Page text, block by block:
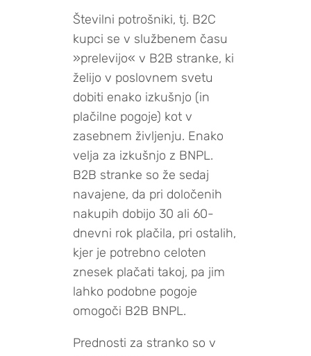
Številni potrošniki, tj. B2C
kupci se v službenem času
»prelevijo« v B2B stranke, ki
želijo v poslovnem svetu
dobiti enako izkušnjo (in
plačilne pogoje) kot v
zasebnem življenju. Enako
velja za izkušnjo z BNPL.
B2B stranke so že sedaj
navajene, da pri določenih
nakupih dobijo 30 ali 60-
dnevni rok plačila, pri ostalih,
kjer je potrebno celoten
znesek plačati takoj, pa jim
lahko podobne pogoje
omogoči B2B BNPL.
Prednosti za stranko so v